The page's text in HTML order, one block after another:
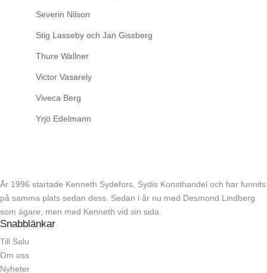
Severin Nilson
Stig Lasseby och Jan Gissberg
Thure Wallner
Victor Vasarely
Viveca Berg
Yrjö Edelmann
År 1996 startade Kenneth Sydefors, Sydis Konsthandel och har funnits
på samma plats sedan dess. Sedan i år nu med Desmond Lindberg
som ägare, men med Kenneth vid sin sida.
Snabblänkar
Till Salu
Om oss
Nyheter